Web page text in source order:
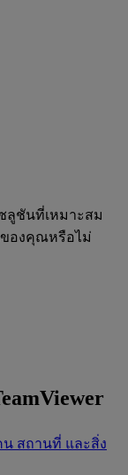
ลูชันที่เหมาะสม
ของคุณหรือไม่
น สถานที่ และสิ่ง